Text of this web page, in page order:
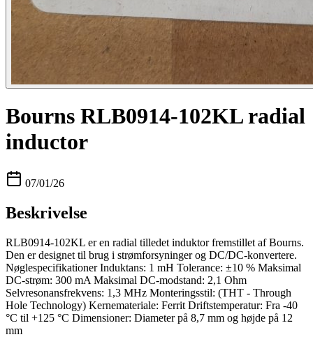
Bourns RLB0914-102KL radial
inductor
07/01/26
Beskrivelse
RLB0914-102KL er en radial tilledet induktor fremstillet af Bourns.
Den er designet til brug i strømforsyninger og DC/DC-konvertere.
Nøglespecifikationer Induktans: 1 mH Tolerance: ±10 % Maksimal
DC-strøm: 300 mA Maksimal DC-modstand: 2,1 Ohm
Selvresonansfrekvens: 1,3 MHz Monteringsstil: (THT - Through
Hole Technology) Kernemateriale: Ferrit Driftstemperatur: Fra -40
°C til +125 °C Dimensioner: Diameter på 8,7 mm og højde på 12
mm